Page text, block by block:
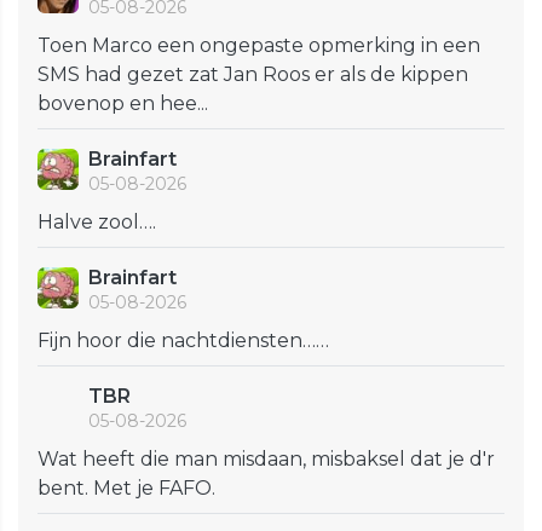
05-08-2026
Toen Marco een ongepaste opmerking in een
SMS had gezet zat Jan Roos er als de kippen
bovenop en hee...
Brainfart
05-08-2026
Halve zool….
Brainfart
05-08-2026
Fijn hoor die nachtdiensten……
TBR
05-08-2026
Wat heeft die man misdaan, misbaksel dat je d'r
bent. Met je FAFO.